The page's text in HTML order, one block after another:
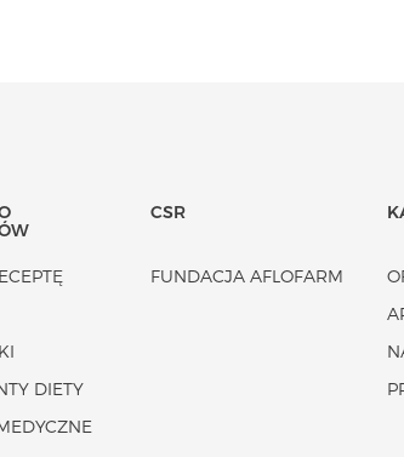
DIETY
CSR
FUNDACJA AFLOFARM